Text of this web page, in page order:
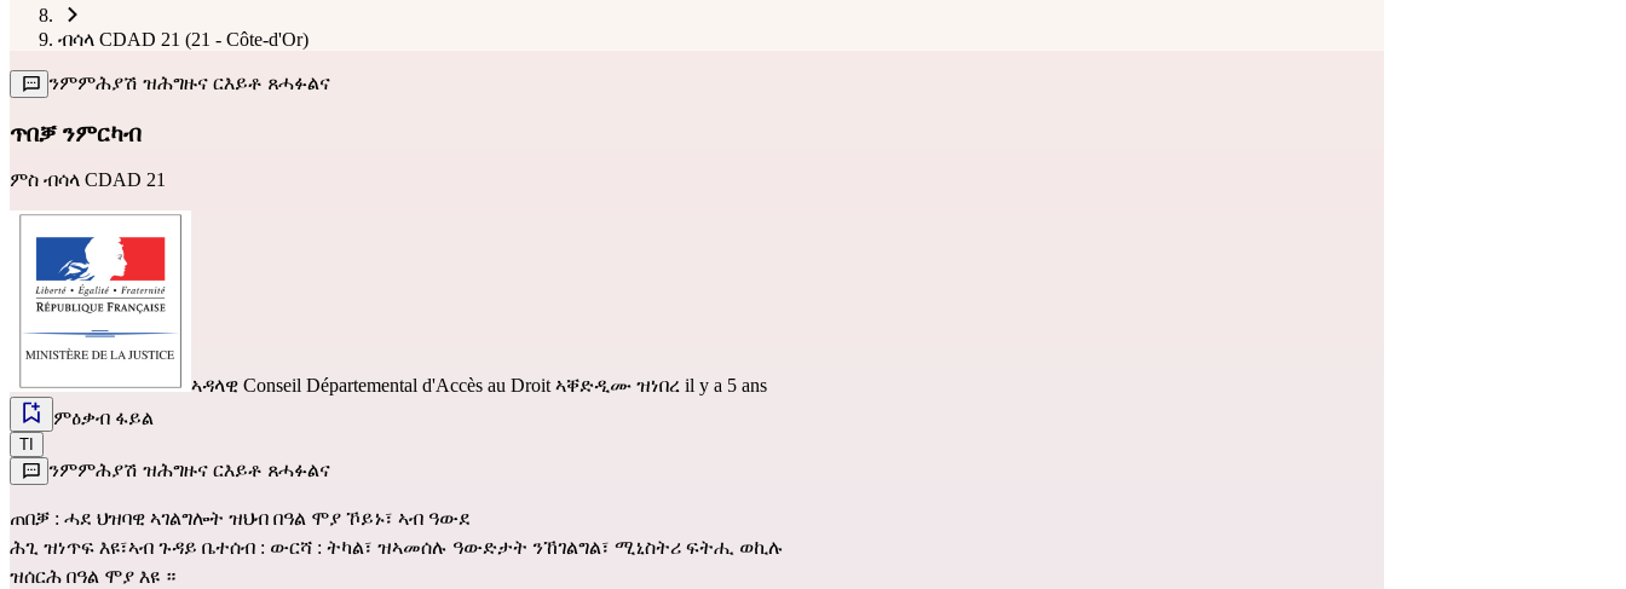
ብሳላ CDAD 21 (21 - Côte-d'Or)
ንምምሕያሽ ዝሕግዙና ርእይቶ ጸሓፉልና
ጥበቓ ንምርካብ
ምስ ብሳላ CDAD 21
ኣዳላዊ Conseil Départemental d'Accès au Droit ኣቐድዲሙ ዝነበረ il y a 5 ans
ምዕቃብ ፋይል
TI
ንምምሕያሽ ዝሕግዙና ርእይቶ ጸሓፉልና
ጠበቓ : ሓደ ህዝባዊ ኣገልግሎት ዝህብ በዓል ሞያ ኾይኑ፣ ኣብ ዓውደ
ሕጊ ዝነጥፍ እዩ፣ኣብ ጉዳይ ቤተሰብ : ውርሻ : ትካል፣ ዝኣመሰሉ ዓውድታት ንኸገልግል፣ ሚኒስትሪ ፍትሒ ወኪሉ
ዝሰርሕ በዓል ሞያ እዩ ።